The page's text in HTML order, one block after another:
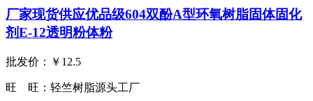
厂家现货供应优品级604双酚A型环氧树脂固体固化
剂E-12透明粉体粉
批发价： ￥12.5
旺 旺： 轻竺树脂源头工厂